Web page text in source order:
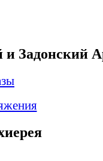
Задонский